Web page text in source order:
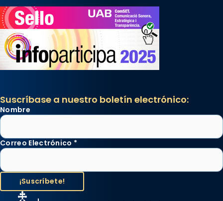
Suscríbase a nuestro boletín electrónico:
Nombre
Correo Electrónico *